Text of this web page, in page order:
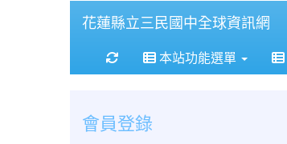
花蓮縣立三民國中全球資訊網
重新取得佈景設定
本站功能選單
會員登錄